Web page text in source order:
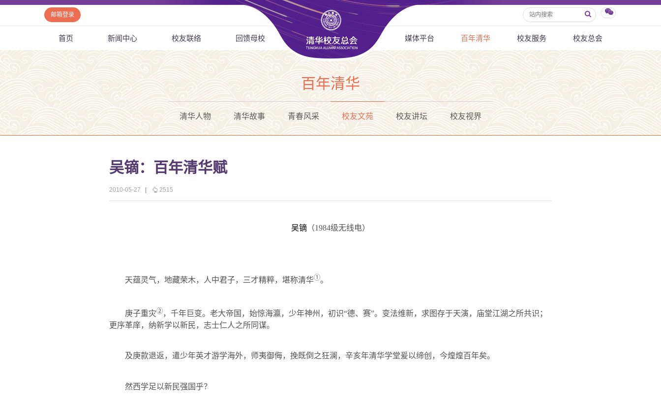
邮箱登录
首页 新闻中心 校友联络 回馈母校 媒体平台 百年清华 校友服务 校友总会
百年清华
清华人物 清华故事 青春风采 校友文苑 校友讲坛 校友视界
吴镝：百年清华赋
2010-05-27 2515
吴镝 （1984级无线电）
天蕴灵气，地藏荣木，人中君子，三才精粹，堪称清华①。
庚子重灾②，千年巨变。老大帝国，始惊海瀛，少年神州，初识“德、赛”。变法维新，求图存于天演，庙堂江湖之所共识；
更序革庠，纳新学以新民，志士仁人之所同谋。
及庚款退返，遣少年英才游学海外，师夷御侮，挽既倒之狂澜，辛亥年清华学堂爰以缔创，今煌煌百年矣。
然西学足以新民强国乎？